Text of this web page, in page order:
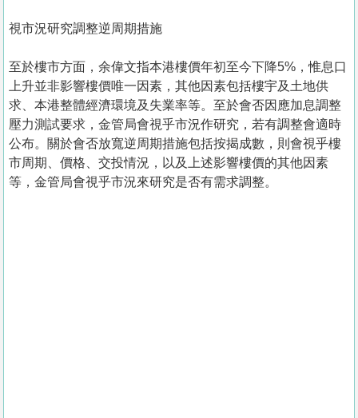
視市況研究調整逆周期措施
至於樓市方面，余偉文指本港樓價年初至今下降5%，惟息口
上升並非影響樓價唯一因素，其他因素包括樓宇及土地供
求、本港整體經濟環境及失業率等。至於會否因應加息調整
壓力測試要求，金管局會視乎市況作研究，若有調整會適時
公布。關於會否放寬逆周期措施包括按揭成數，則會視乎樓
市周期、價格、交投情況，以及上述影響樓價的其他因素
等，金管局會視乎市況來研究是否有需求調整。